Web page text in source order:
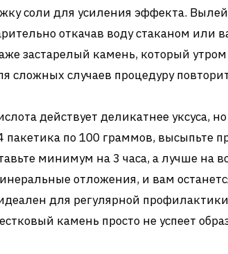
соли для усиления эффекта.
откачав воду стаканом или
застарелый камень, который утром
сложных случаев процедуру
действует деликатнее уксуса, но
пакетика по 100 граммов, высыпьте
минимум на 3 часа, а лучше на
отложения, и вам
для регулярной
камень просто не успеет